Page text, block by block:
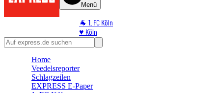
Menü
🐐 1. FC Köln
♥️ Köln
⭐ Promi
🛒 Shoppingwelt
Home
Veedelsreporter
Schlagzeilen
EXPRESS E-Paper